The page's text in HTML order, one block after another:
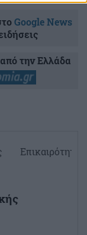
Google News
την Ελλάδα
Επικαιρότητα